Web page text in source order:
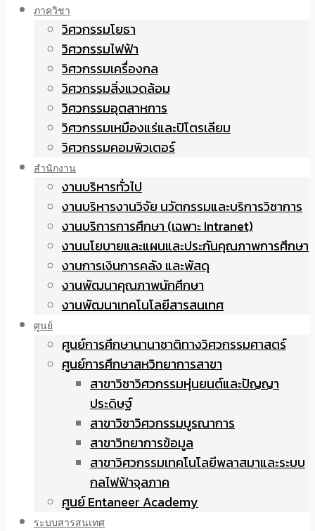
ภาควิชา
วิศวกรรมโยธา
วิศวกรรมไฟฟ้า
วิศวกรรมเครื่องกล
วิศวกรรมสิ่งแวดล้อม
วิศวกรรมอุตสาหการ
วิศวกรรมเหมืองแร่และปิโตรเลียม
วิศวกรรมคอมพิวเตอร์
สำนักงาน
งานบริหารทั่วไป
งานบริหารงานวิจัย นวัตกรรมและบริการวิชาการ
งานบริการการศึกษา (เฉพาะ Intranet)
งานนโยบายและแผนและประกันคุณภาพการศึกษา
งานการเงินการคลัง และพัสดุ
งานพัฒนาคุณภาพนักศึกษา
งานพัฒนาเทคโนโลยีสารสนเทศ
ศูนย์
ศูนย์การศึกษานานาชาติทางวิศวกรรมศาสตร์
ศูนย์การศึกษาสหวิทยาการสาขา
สาขาวิชาวิศวกรรมหุ่นยนต์และปัญญา
ประดิษฐ์
สาขาวิชาวิศวกรรมบูรณาการ
สาขาวิทยาการข้อมูล
สาขาวิศวกรรมเทคโนโลยีพลาสมาและระบบ
กลไฟฟ้าจุลภาค
ศูนย์ Entaneer Academy
ระบบสารสนเทศ